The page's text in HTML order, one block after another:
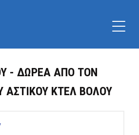
- ΔΩΡΕΑ ΑΠΟ ΤΟΝ
ΑΣΤΙΚΟΥ ΚΤΕΛ ΒΟΛΟΥ